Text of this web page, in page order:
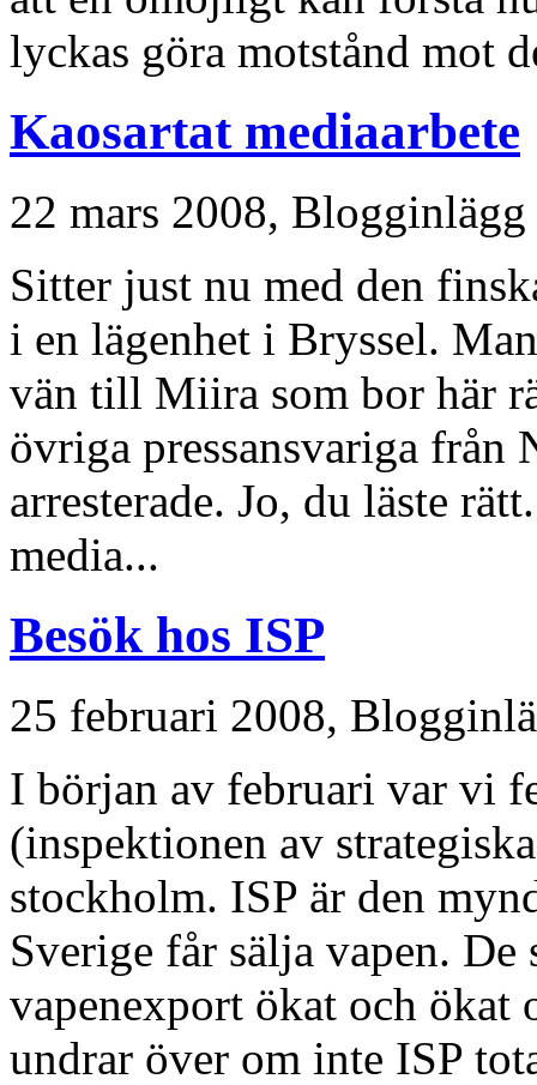
lyckas göra motstånd mot
Kaosartat mediaarbete
22 mars 2008, Blogginlägg
Sitter just nu med den
i en lägenhet i Bryssel.
vän till Miira som bor här
övriga pressansvariga från
arresterade. Jo, du läste
media...
Besök hos ISP
25 februari 2008,
I början av februari var vi
(inspektionen av
stockholm. ISP är den
Sverige får sälja vapen. De
vapenexport ökat och ökat
undrar över om inte ISP